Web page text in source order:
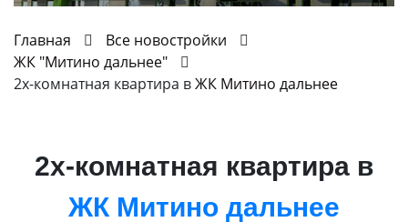
Главная
Все новостройки
ЖК "Митино дальнее"
2х-комнатная квартира вЖК Митино дальнее
2х-комнатная квартира в
ЖК Митино дальнее